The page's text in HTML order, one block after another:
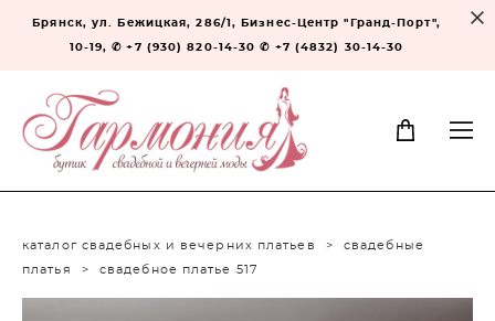
Брянск, ул. Бежицкая, 286/1, Бизнес-Центр "Гранд-Порт",
10-19, ✆ +7 (930) 820-14-30 ✆ +7 (4832) 30-14-30
каталог свадебных и вечерних платьев >
свадебные
платья
> свадебное платье 517